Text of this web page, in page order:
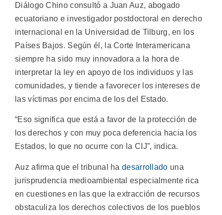
Diálogo Chino consultó a Juan Auz, abogado
ecuatoriano e investigador postdoctoral en derecho
internacional en la Universidad de Tilburg, en los
Países Bajos. Según él, la Corte Interamericana
siempre ha sido muy innovadora a la hora de
interpretar la ley en apoyo de los individuos y las
comunidades, y tiende a favorecer los intereses de
las víctimas por encima de los del Estado.
“Eso significa que está a favor de la protección de
los derechos y con muy poca deferencia hacia los
Estados, lo que no ocurre con la CIJ”, indica.
Auz afirma que el tribunal hadesarrollado una
jurisprudencia medioambiental especialmente rica
en cuestiones en las que la extracción de recursos
obstaculiza los derechos colectivos de los pueblos